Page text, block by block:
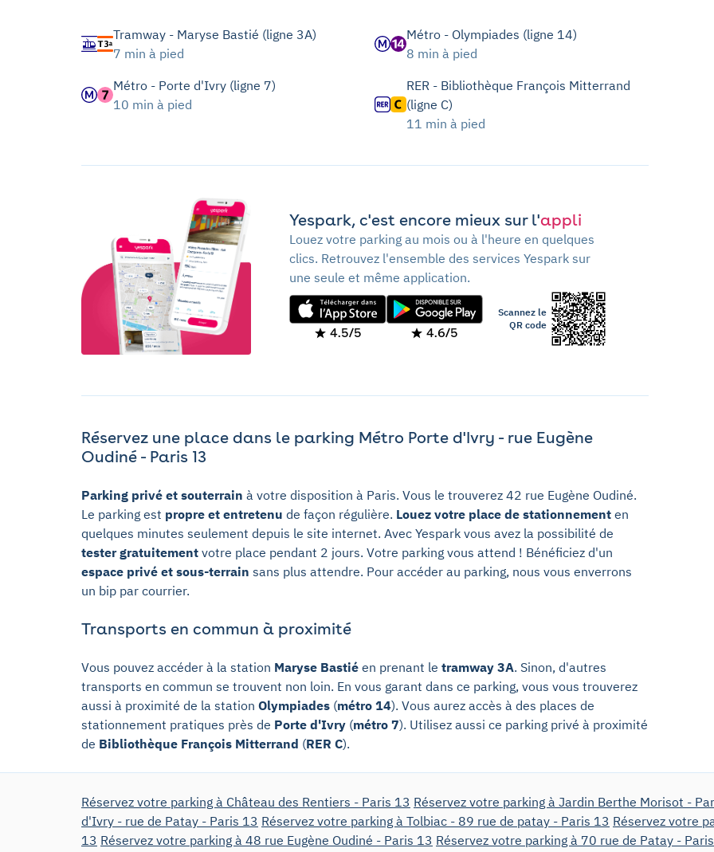
Tramway - Maryse Bastié (ligne 3A)
7 min à pied
Métro - Olympiades (ligne 14)
8 min à pied
Métro - Porte d'Ivry (ligne 7)
10 min à pied
RER - Bibliothèque François Mitterrand
(ligne C)
11 min à pied
Yespark, c'est encore mieux sur l'appli
Louez votre parking au mois ou à l'heure en quelques
clics. Retrouvez l'ensemble des services Yespark sur
une seule et même application.
4.5/5 4.6/5
Scannez le
QR code
Réservez une place dans le parking Métro Porte d'Ivry - rue Eugène
Oudiné - Paris 13
Parking privé et souterrain à votre disposition à Paris. Vous le trouverez 42 rue Eugène Oudiné.
Le parking est propre et entretenu de façon régulière. Louez votre place de stationnement en
quelques minutes seulement depuis le site internet. Avec Yespark vous avez la possibilité de
tester gratuitement votre place pendant 2 jours. Votre parking vous attend ! Bénéficiez d'un
espace privé et sous-terrain sans plus attendre. Pour accéder au parking, nous vous enverrons
un bip par courrier.
Transports en commun à proximité
Vous pouvez accéder à la station Maryse Bastié en prenant le tramway 3A. Sinon, d'autres
transports en commun se trouvent non loin. En vous garant dans ce parking, vous vous trouverez
aussi à proximité de la station Olympiades (métro 14). Vous aurez accès à des places de
stationnement pratiques près de Porte d'Ivry (métro 7). Utilisez aussi ce parking privé à proximité
de Bibliothèque François Mitterrand (RER C).
Réservez votre parking à Château des Rentiers - Paris 13 Réservez votre parking à Jardin Berthe Morisot -
d'Ivry - rue de Patay - Paris 13 Réservez votre parking à Tolbiac - 89 rue de patay - Paris 13 Réservez votre
13 Réservez votre parking à 48 rue Eugène Oudiné - Paris 13 Réservez votre parking à 70 rue de Patay -